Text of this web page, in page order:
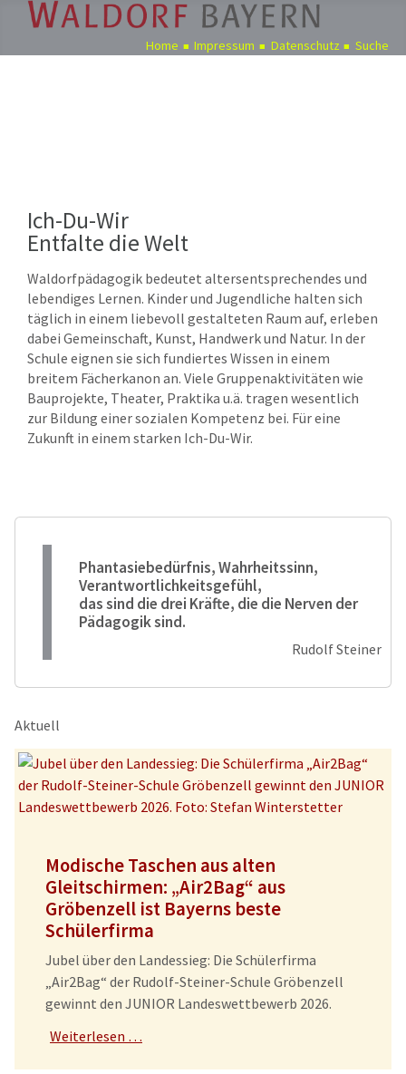
Ausbildung
Stellen
Aktuelles
Termine
Home Impressum Datenschutz Suche
Ich-Du-Wir
Entfalte die Welt
Waldorfpädagogik bedeutet altersentsprechendes und
lebendiges Lernen. Kinder und Jugendliche halten sich
täglich in einem liebevoll gestalteten Raum auf, erleben
dabei Gemeinschaft, Kunst, Handwerk und Natur. In der
Schule eignen sie sich fundiertes Wissen in einem
breitem Fächerkanon an. Viele Gruppenaktivitäten wie
Bauprojekte, Theater, Praktika u.ä. tragen wesentlich
zur Bildung einer sozialen Kompetenz bei. Für eine
Zukunft in einem starken Ich-Du-Wir.
Phantasiebedürfnis, Wahrheitssinn,
Verantwortlichkeitsgefühl,
das sind die drei Kräfte, die die Nerven der
Pädagogik sind.
Rudolf Steiner
Aktuell
Modische Taschen aus alten
Gleitschirmen: „Air2Bag“ aus
Gröbenzell ist Bayerns beste
Schülerfirma
Jubel über den Landessieg: Die Schülerfirma
„Air2Bag“ der Rudolf-Steiner-Schule Gröbenzell
gewinnt den JUNIOR Landeswettbewerb 2026.
Weiterlesen …